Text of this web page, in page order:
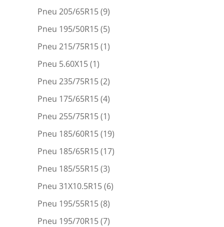
Pneu 205/65R15(9)
Pneu 195/50R15(5)
Pneu 215/75R15(1)
Pneu 5.60X15(1)
Pneu 235/75R15(2)
Pneu 175/65R15(4)
Pneu 255/75R15(1)
Pneu 185/60R15(19)
Pneu 185/65R15(17)
Pneu 185/55R15(3)
Pneu 31X10.5R15(6)
Pneu 195/55R15(8)
Pneu 195/70R15(7)